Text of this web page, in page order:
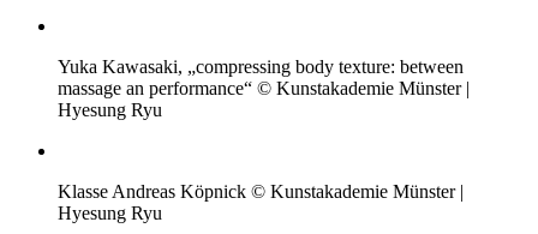
Yuka Kawasaki, „compressing body texture: between
massage an performance“ © Kunstakademie Münster |
Hyesung Ryu
Klasse Andreas Köpnick © Kunstakademie Münster |
Hyesung Ryu